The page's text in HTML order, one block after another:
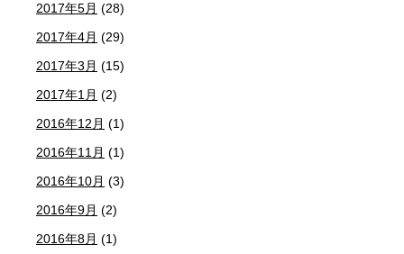
2017年5月 (28)
2017年4月 (29)
2017年3月 (15)
2017年1月 (2)
2016年12月 (1)
2016年11月 (1)
2016年10月 (3)
2016年9月 (2)
2016年8月 (1)